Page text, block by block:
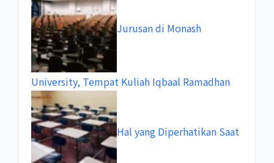
Jurusan di Monash
University, Tempat Kuliah Iqbaal Ramadhan
Hal yang Diperhatikan Saat